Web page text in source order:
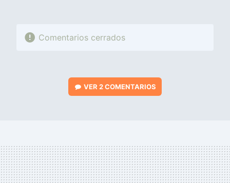
Comentarios cerrados
VER2 COMENTARIOS